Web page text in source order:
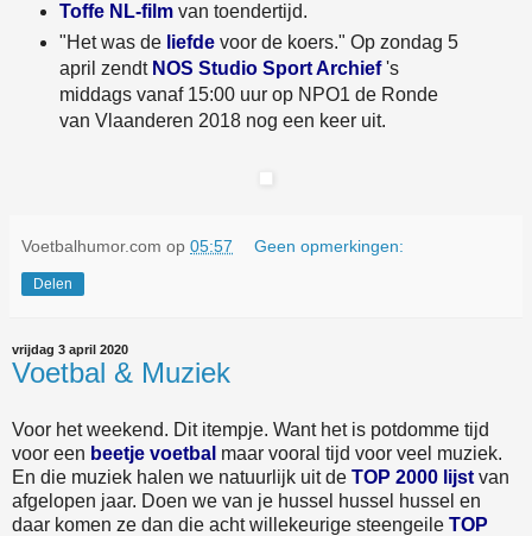
Toffe NL-filmvan toendertijd.
"Het was de liefdevoor de koers." Op zondag 5
april zendt NOS Studio Sport Archief's
middags vanaf 15:00 uur op NPO1 de Ronde
van Vlaanderen 2018 nog een keer uit.
Voetbalhumor.com op 05:57 Geen opmerkingen:
Delen
vrijdag 3 april 2020
Voetbal & Muziek
Voor het weekend. Dit itempje. Want het is potdomme tijd
voor een beetje voetbal maar vooral tijd voor veel muziek.
En die muziek halen we natuurlijk uit de TOP 2000 lijst van
afgelopen jaar. Doen we van je hussel hussel hussel en
daar komen ze dan die acht willekeurige steengeile TOP